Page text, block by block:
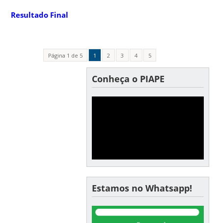
Resultado Final
Página 1 de 5 1 2 3 4 5
Conheça o PIAPE
Estamos no Whatsapp!